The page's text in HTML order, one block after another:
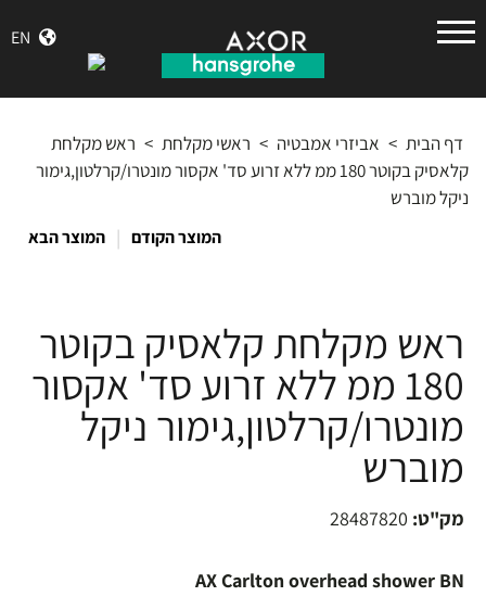
EN
גרואה
דף הבית > אביזרי אמבטיה > ראשי מקלחת > ראש מקלחת
קלאסיק בקוטר 180 ממ ללא זרוע סד' אקסור מונטרו/קרלטון,גימור
ניקל מוברש
המוצר הקודם | המוצר הבא
ראש מקלחת קלאסיק בקוטר
180 ממ ללא זרוע סד' אקסור
מונטרו/קרלטון,גימור ניקל
מוברש
מק"ט: 28487820
AX Carlton overhead shower BN